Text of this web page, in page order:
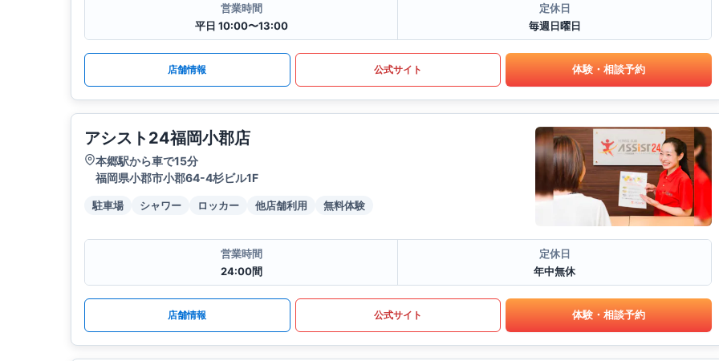
営業時間
平日 10:00〜13:00
定休日
毎週日曜日
店舗情報 公式サイト 体験・相談予約
アシスト24福岡小郡店
本郷駅から車で15分
福岡県小郡市小郡64-4杉ビル1F
駐車場 シャワー ロッカー 他店舗利用 無料体験
営業時間
24:00間
定休日
年中無休
店舗情報 公式サイト 体験・相談予約